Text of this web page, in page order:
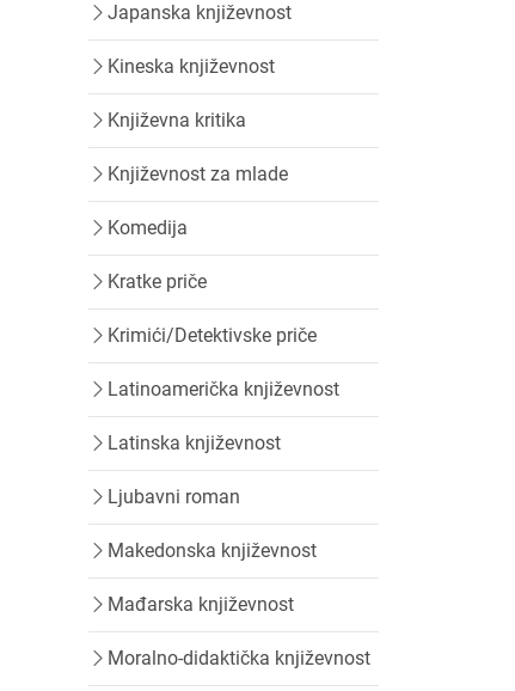
Japanska književnost
Kineska književnost
Književna kritika
Književnost za mlade
Komedija
Kratke priče
Krimići/Detektivske priče
Latinoamerička književnost
Latinska književnost
Ljubavni roman
Makedonska književnost
Mađarska književnost
Moralno-didaktička književnost